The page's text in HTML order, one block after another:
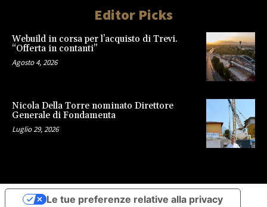
Editor Picks
Webuild in corsa per l’acquisto di Trevi.
“Offerta in contanti”
Agosto 4, 2026
Nicola Della Torre nominato Direttore
Generale di Fondamenta
Luglio 29, 2026
Le tue preferenze relative alla privacy